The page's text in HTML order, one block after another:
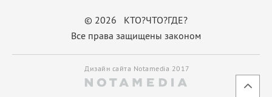
© 2026 КТО?ЧТО?ГДЕ?
Все права защищены законом
Дизайн сайта Notamedia 2017